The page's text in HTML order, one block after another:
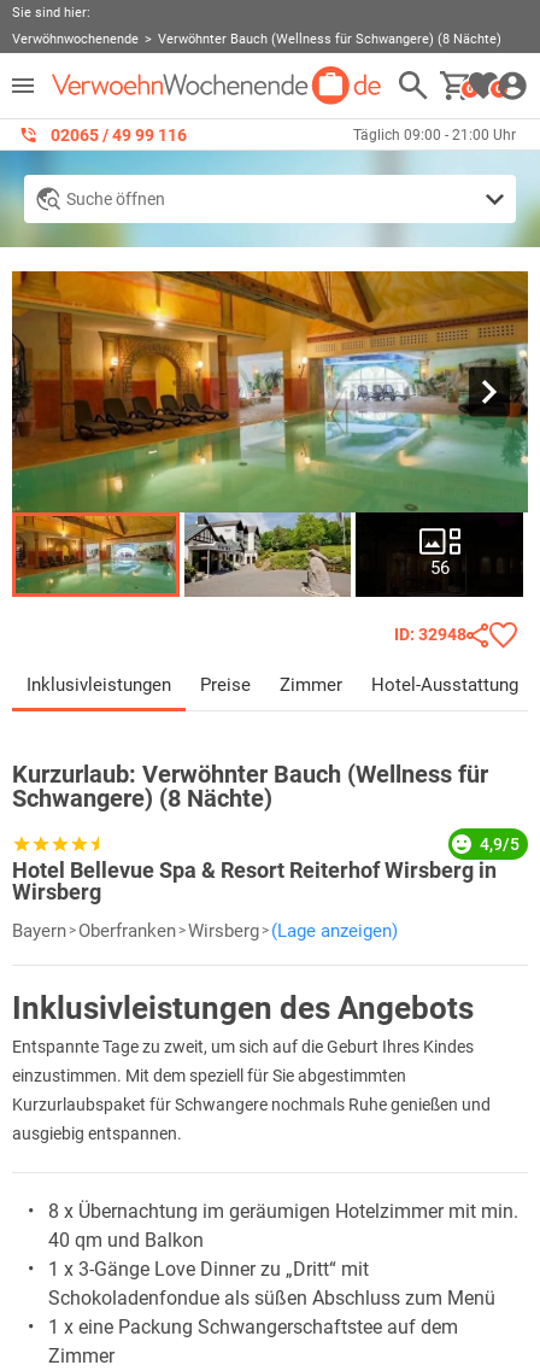
Sie sind hier:
Verwöhnwochenende
Verwöhnter Bauch (Wellness für Schwangere) (8 Nächte)
0 0
02065 / 49 ‌99 116 Täglich 09:00 - 21:00 Uhr
Suche öffnen
56
ID: 32948
Inklusivleistungen Preise Zimmer Hotel-Ausstattung
Kurzurlaub: Verwöhnter Bauch (Wellness für
Schwangere) (8 Nächte)
Hotel Bellevue Spa & Resort Reiterhof Wirsberg in
Wirsberg
4,9/5
Bayern Oberfranken Wirsberg (Lage anzeigen)
Inklusivleistungen des Angebots
Entspannte Tage zu zweit, um sich auf die Geburt Ihres Kindes
einzustimmen. Mit dem speziell für Sie abgestimmten
Kurzurlaubspaket für Schwangere nochmals Ruhe genießen und
ausgiebig entspannen.
8 x Übernachtung im geräumigen Hotelzimmer mit min.
40 qm und Balkon
1 x 3-Gänge Love Dinner zu „Dritt“ mit
Schokoladenfondue als süßen Abschluss zum Menü
1 x eine Packung Schwangerschaftstee auf dem
Zimmer